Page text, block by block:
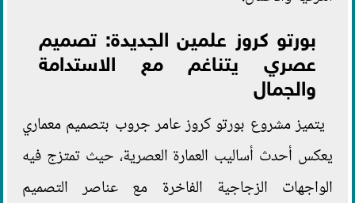
بورتو كروز علمين الجديدة: تصميم
عصري يتناغم مع الاستدامة
والجمال
يتميز مشروع بورتو كروز عامر جروب بتصميم معماري
يعكس أحدث أساليب العمارة العصرية، حيث تمتزج فيه
الواجهات الزجاجية الفاخرة مع عناصر التصميم